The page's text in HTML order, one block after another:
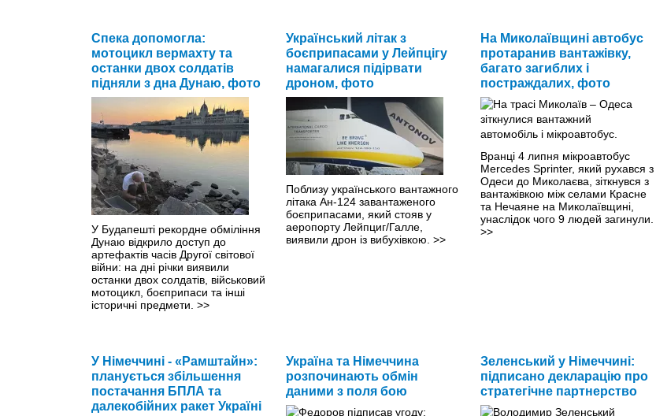
Спека допомогла:
мотоцикл вермахту та
останки двох солдатів
підняли з дна Дунаю, фото
У Будапешті рекордне обміління
Дунаю відкрило доступ до
артефактів часів Другої світової
війни: на дні річки виявили
останки двох солдатів, військовий
мотоцикл, боєприпаси та інші
історичні предмети. >>
Український літак з
боєприпасами у Лейпцігу
намагалися підірвати
дроном, фото
Поблизу українського вантажного
літака Ан-124 завантаженого
боєприпасами, який стояв у
аеропорту Лейпциг/Галле,
виявили дрон із вибухівкою. >>
На Миколаївщині автобус
протаранив вантажівку,
багато загиблих і
постраждалих, фото
Вранці 4 липня мікроавтобус
Mercedes Sprinter, який рухався з
Одеси до Миколаєва, зіткнувся з
вантажівкою між селами Красне
та Нечаяне на Миколаївщині,
унаслідок чого 9 людей загинули.
>>
У Німеччині - «Рамштайн»:
планується збільшення
постачання БПЛА та
далекобійних ракет Україні
Україна та Німеччина
розпочинають обмін
даними з поля бою
Зеленський у Німеччині:
підписано декларацію про
стратегічне партнерство